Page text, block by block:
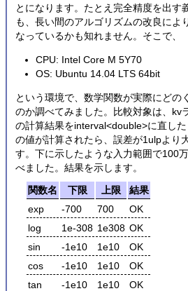
とになります。たとえ完全精度を出す
も、長い間のアルゴリズムの改良によ
なっているかも知れません。そこで、
CPU: Intel Core M 5Y70
OS: Ubuntu 14.04 LTS 64bit
という環境で、数学関数が実際にどの
のか調べてみました。比較対象は、kv
の計算結果をinterval<double>に直し
の値が計算されたら、誤差が1ulpより
す。下に示したような入力範囲で100
べました。結果を示します。
関数名
下限 上限
結果
exp
-700 700
OK
log
1e-308 1e308 OK
sin
-1e10 1e10
OK
cos
-1e10 1e10
OK
tan
-1e10 1e10
OK